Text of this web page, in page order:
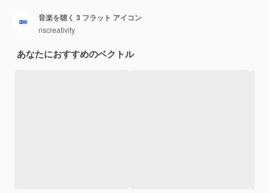
音楽を聴く 3 フラット アイコン
nscreativity
あなたにおすすめのベクトル